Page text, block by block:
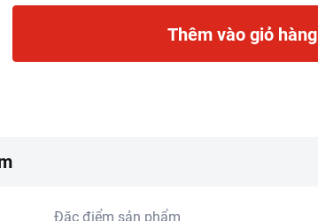
Thêm vào giỏ hàng
Đặc điểm sản phẩm